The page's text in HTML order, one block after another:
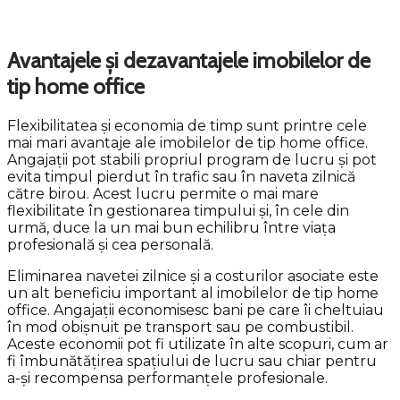
Avantajele și dezavantajele imobilelor de
tip home office
Flexibilitatea și economia de timp sunt printre cele
mai mari avantaje ale imobilelor de tip home office.
Angajații pot stabili propriul program de lucru și pot
evita timpul pierdut în trafic sau în naveta zilnică
către birou. Acest lucru permite o mai mare
flexibilitate în gestionarea timpului și, în cele din
urmă, duce la un mai bun echilibru între viața
profesională și cea personală.
Eliminarea navetei zilnice și a costurilor asociate este
un alt beneficiu important al imobilelor de tip home
office. Angajații economisesc bani pe care îi cheltuiau
în mod obișnuit pe transport sau pe combustibil.
Aceste economii pot fi utilizate în alte scopuri, cum ar
fi îmbunătățirea spațiului de lucru sau chiar pentru
a-și recompensa performanțele profesionale.